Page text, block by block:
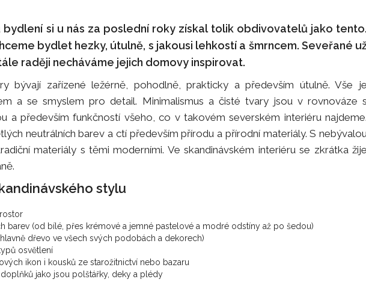
si u nás za poslední roky získal tolik obdivovatelů jako tento.
bydlet hezky, útulně, s jakousi lehkostí a šmrncem. Seveřané
raději necháváme jejich domovy inspirovat.
bývají zařízené ležérně, pohodlně, prakticky a především útulně. Vše je
a se smyslem pro detail. Minimalismus a čisté tvary jsou v rovnováze s
a především funkčností všeho, co v takovém severském interiéru najdeme.
neutrálních barev a ctí především přírodu a přírodní materiály. S nebývalou
materiály s těmi moderními. Ve skandinávském interiéru se zkrátka žije
stylu
barev (od bílé, přes krémové a jemné pastelové a modré odstíny až po šedou)
dřevo ve všech svých podobách a dekorech)
osvětlení
ikon i kousků ze starožitnictví nebo bazaru
jako jsou polštářky, deky a plédy